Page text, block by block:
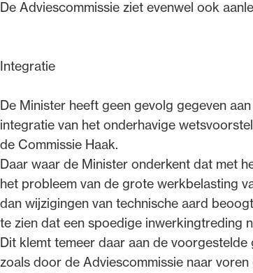
De Adviescommissie ziet evenwel ook
Integratie
De Minister heeft geen gevolg gegeven
integratie van het onderhavige
de Commissie Haak.
Daar waar de Minister onderkent dat met
het probleem van de grote werkbelasting
dan wijzigingen van technische aard
te zien dat een spoedige inwerkingtreding
Dit klemt temeer daar aan de
zoals door de Adviescommissie naar